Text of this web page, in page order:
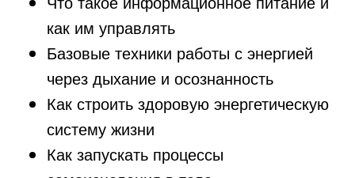
как им управлять
Базовые техники работы с энергией
через дыхание и осознанность
Как строить здоровую энергетическую
систему жизни
Как запускать процессы